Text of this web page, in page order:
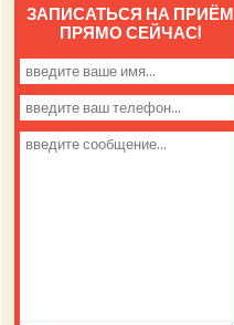
ЗАПИСАТЬСЯ НА ПРИЁМ
ПРЯМО СЕЙЧАС!